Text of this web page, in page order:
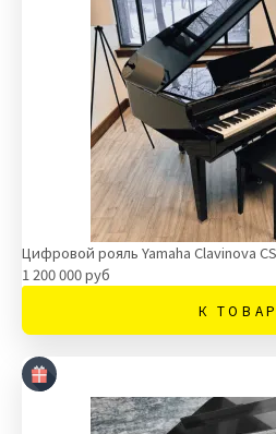
Цифровой рояль Yamaha Clavinova
1 200 000 руб
К